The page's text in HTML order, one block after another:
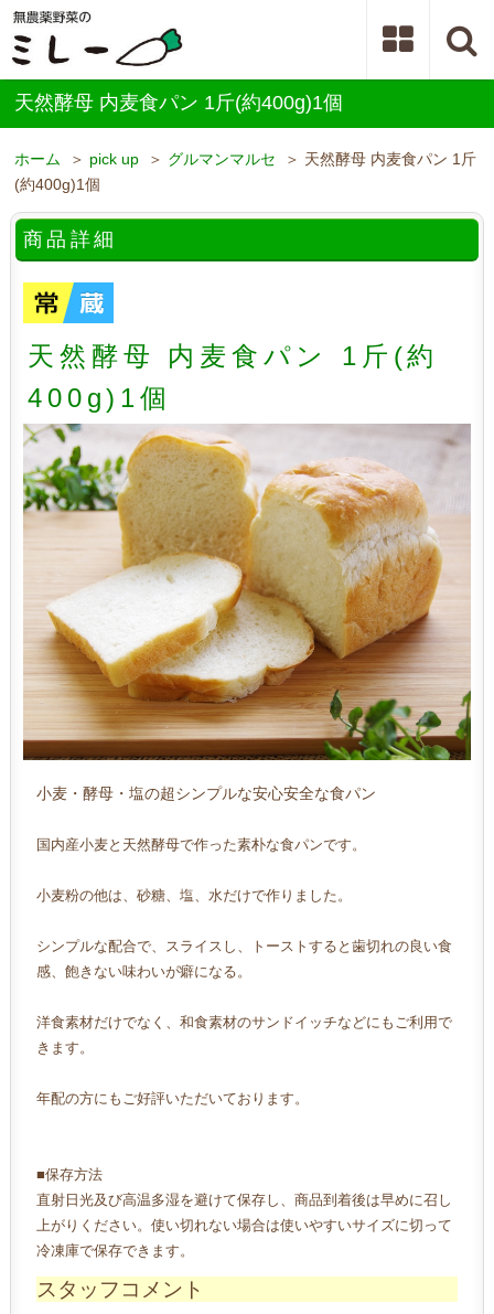
天然酵母 内麦食パン 1斤(約400g)1個
ホーム ＞ pick up ＞ グルマンマルセ ＞ 天然酵母 内麦食パン 1斤
(約400g)1個
商品詳細
天然酵母 内麦食パン 1斤(約
400g)1個
小麦・酵母・塩の超シンプルな安心安全な食パン
国内産小麦と天然酵母で作った素朴な食パンです。
小麦粉の他は、砂糖、塩、水だけで作りました。
シンプルな配合で、スライスし、トーストすると歯切れの良い食
感、飽きない味わいが癖になる。
洋食素材だけでなく、和食素材のサンドイッチなどにもご利用で
きます。
年配の方にもご好評いただいております。
■保存方法
直射日光及び高温多湿を避けて保存し、商品到着後は早めに召し
上がりください。使い切れない場合は使いやすいサイズに切って
冷凍庫で保存できます。
スタッフコメント